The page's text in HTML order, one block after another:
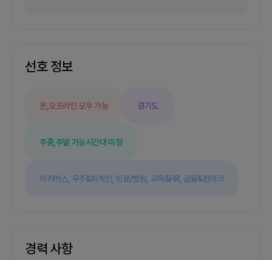
선호 정보
온,오프라인 모두 가능 경기도
주중,주말 가능시간대 미정
이커머스, 우주&외계인, 의료/병원, 교육&HR, 금융&핀테크
경력 사항